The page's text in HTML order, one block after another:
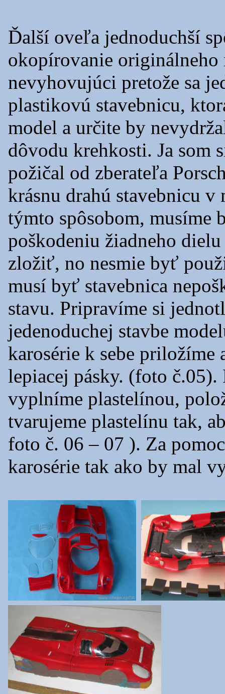
Ďalší oveľa jednoduchší
okopírovanie
nevyhovujúci pretože sa
plastikovú stavebnicu,
model a určite by
dôvodu krehkosti. Ja som
požičal od zberateľa
krásnu drahú stavebnicu
týmto spôsobom, musíme
poškodeniu žiadneho
zložiť, no nesmie byť
musí byť stavebnica
stavu. Pripravíme si
jedenoduchej stavbe
karosérie k sebe priložíme
lepiacej pásky. (foto
vyplníme plastelínou,
tvarujeme plastelínu tak,
foto č. 06 – 07 ). Za
karosérie tak ako by mal